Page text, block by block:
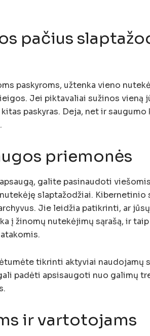
pačius
paskyroms, užtenka vieno
Jei piktavaliai sužinos vieną
paskyras. Deja, net ir saugumo
priemonės
galite pasinaudoti
slaptažodžiai. Kibernetinio
Jie leidžia patikrinti, ar jūsų
į žinomų nutekėjimų sąrašą, ir
tikrinti aktyviai naudojamų
padėti apsisaugoti nuo galimų
ir vartotojams